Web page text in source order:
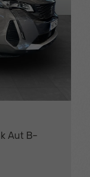
Aut B-